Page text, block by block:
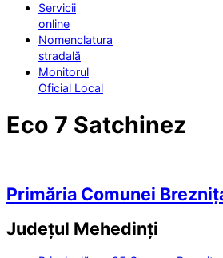
Servicii
online
Nomenclatura
stradală
Monitorul
Oficial Local
Eco 7 Satchinez
Primăria Comunei
Județul Mehedinți